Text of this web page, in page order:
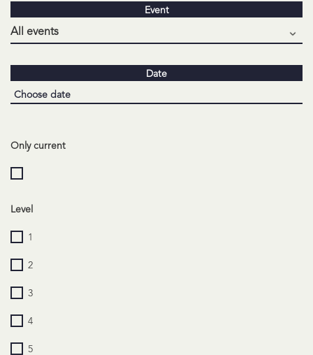
Event
Date
Only current
Level
1
2
3
4
5